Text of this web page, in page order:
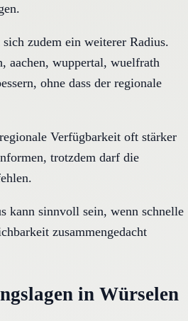
zudem ein weiterer Radius.
aachen, wuppertal, wuelfrath
ohne dass der regionale
Verfügbarkeit oft stärker
trotzdem darf die
kann sinnvoll sein, wenn schnelle
zusammengedacht
in Würselen